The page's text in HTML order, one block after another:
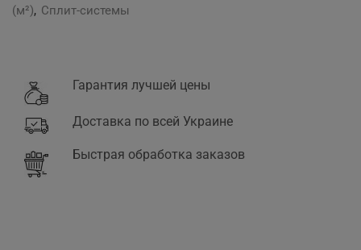
(м²), Сплит-системы
Гарантия лучшей цены
Доставка по всей Украине
Быстрая обработка заказов